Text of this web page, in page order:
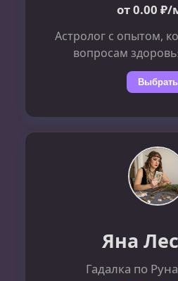
от 0.00
Астролог с опытом,
вопросам
Выбрать
Яна
Гадалка по